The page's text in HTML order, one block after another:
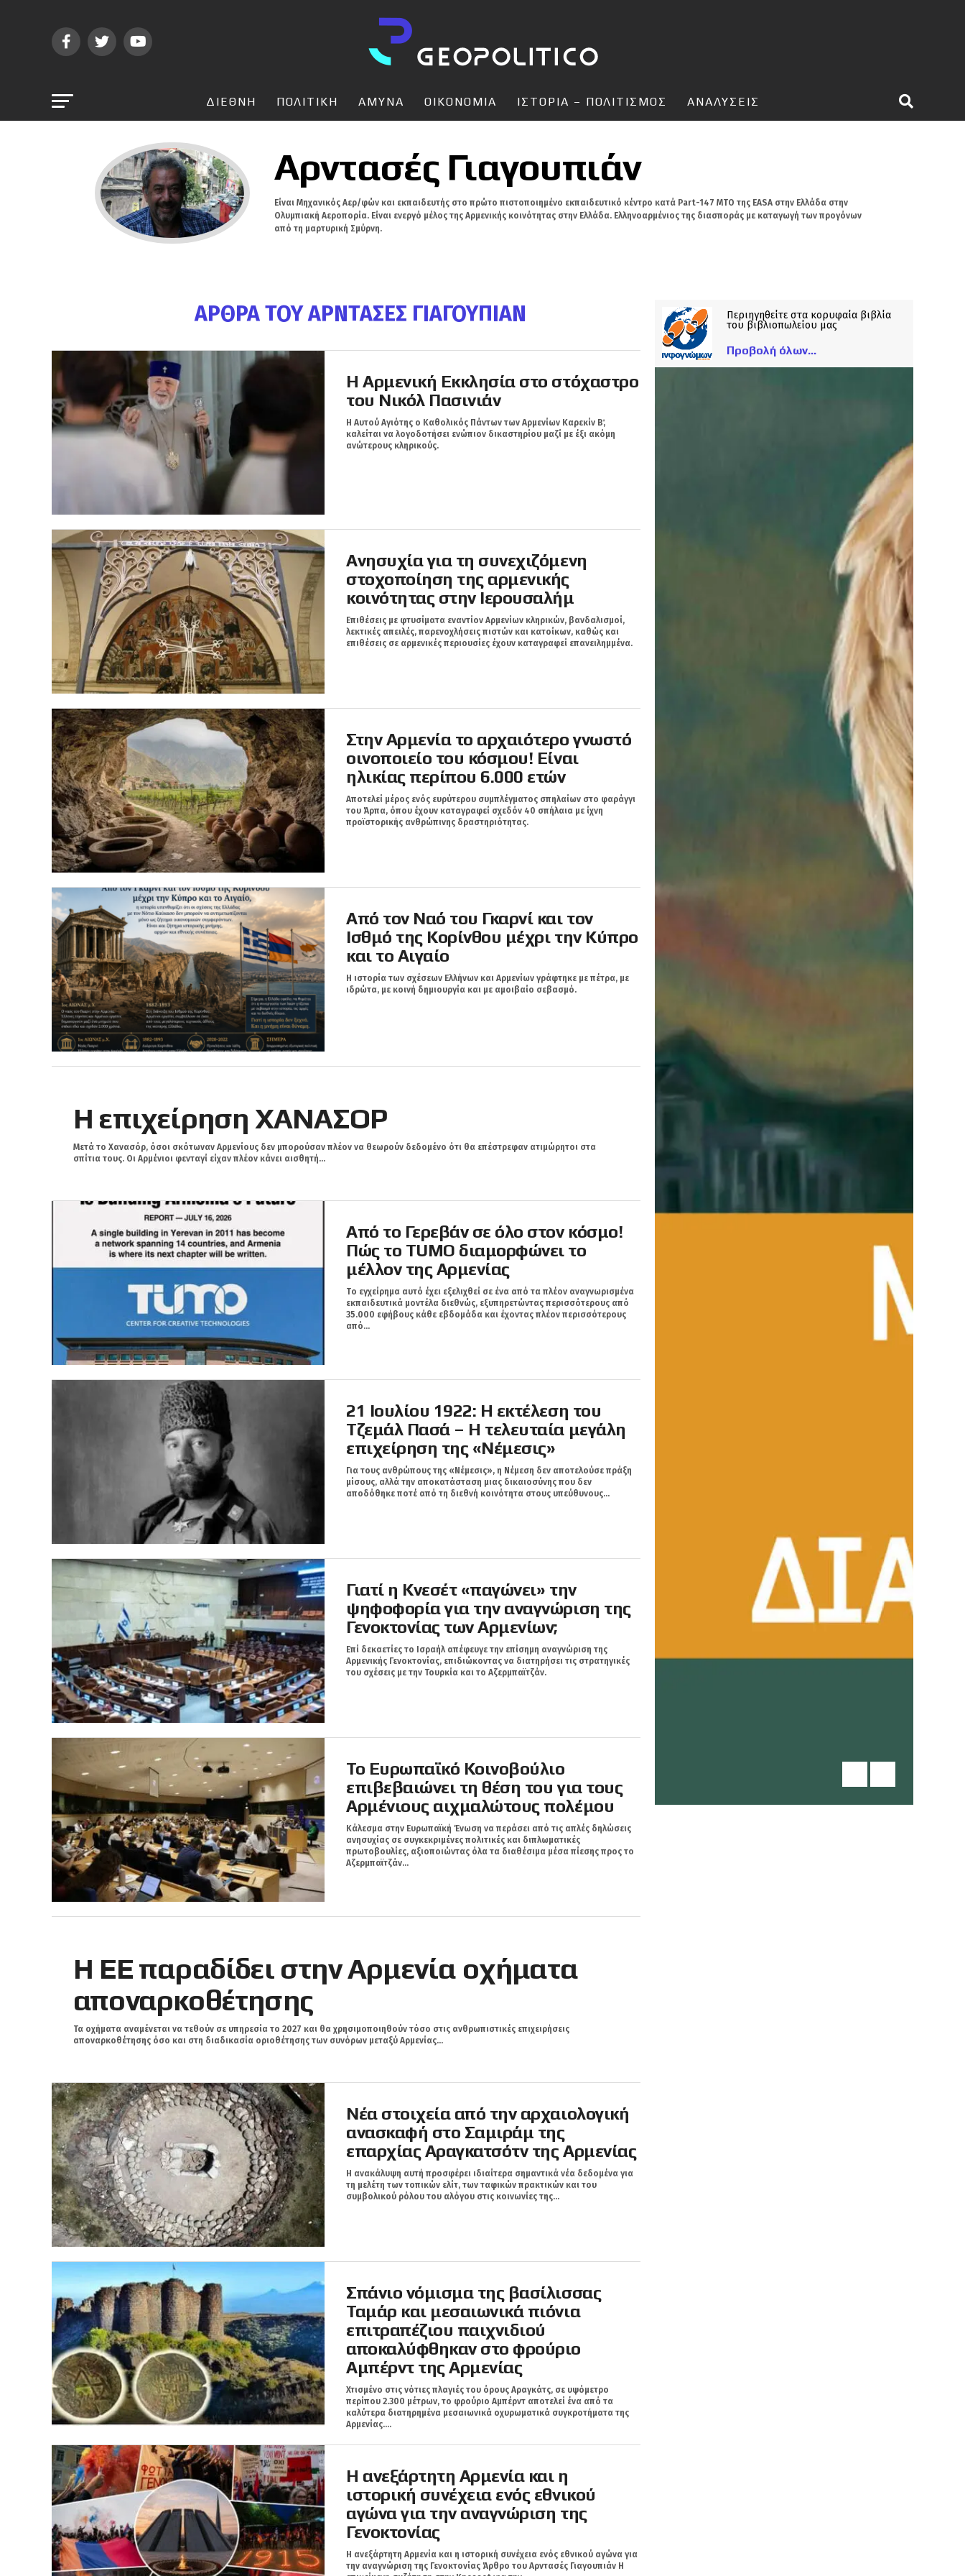
ΔΙΕΘΝΗ ΠΟΛΙΤΙΚΗ ΑΜΥΝΑ ΟΙΚΟΝΟΜΙΑ ΙΣΤΟΡΙΑ – ΠΟΛΙΤΙΣΜΟΣ ΑΝΑΛΥΣΕΙΣ
Αρντασές Γιαγουπιάν
Είναι Μηχανικός Αερ/φών και εκπαιδευτής στο πρώτο πιστοποιημένο εκπαιδευτικό κέντρο κατά Part-147 ΜΤΟ της EASA στην Ελλάδα στην
Ολυμπιακή Αεροπορία. Είναι ενεργό μέλος της Αρμενικής κοινότητας στην Ελλάδα. Ελληνοαρμένιος της διασποράς με καταγωγή των προγόνων
από τη μαρτυρική Σμύρνη.
ΆΡΘΡΑ ΤΟΥ ΑΡΝΤΑΣΈΣ ΓΙΑΓΟΥΠΙΆΝ
Η Αρμενική Εκκλησία στο στόχαστρο
του Νικόλ Πασινιάν
Η Αυτού Αγιότης ο Καθολικός Πάντων των Αρμενίων Καρεκίν Β΄,
καλείται να λογοδοτήσει ενώπιον δικαστηρίου μαζί με έξι ακόμη
ανώτερους κληρικούς.
Ανησυχία για τη συνεχιζόμενη
στοχοποίηση της αρμενικής
κοινότητας στην Ιερουσαλήμ
Επιθέσεις με φτυσίματα εναντίον Αρμενίων κληρικών, βανδαλισμοί,
λεκτικές απειλές, παρενοχλήσεις πιστών και κατοίκων, καθώς και
επιθέσεις σε αρμενικές περιουσίες έχουν καταγραφεί επανειλημμένα.
Στην Αρμενία το αρχαιότερο γνωστό
οινοποιείο του κόσμου! Είναι
ηλικίας περίπου 6.000 ετών
Αποτελεί μέρος ενός ευρύτερου συμπλέγματος σπηλαίων στο φαράγγι
του Άρπα, όπου έχουν καταγραφεί σχεδόν 40 σπήλαια με ίχνη
προϊστορικής ανθρώπινης δραστηριότητας.
Από τον Ναό του Γκαρνί και τον
Ισθμό της Κορίνθου μέχρι την Κύπρο
και το Αιγαίο
Η ιστορία των σχέσεων Ελλήνων και Αρμενίων γράφτηκε με πέτρα, με
ιδρώτα, με κοινή δημιουργία και με αμοιβαίο σεβασμό.
Η επιχείρηση ΧΑΝΑΣΟΡ
Μετά το Χανασόρ, όσοι σκότωναν Αρμενίους δεν μπορούσαν πλέον να θεωρούν δεδομένο ότι θα επέστρεφαν ατιμώρητοι στα
σπίτια τους. Οι Αρμένιοι φενταγί είχαν πλέον κάνει αισθητή...
Από το Γερεβάν σε όλο στον κόσμο!
Πώς το TUMO διαμορφώνει το
μέλλον της Αρμενίας
Tο εγχείρημα αυτό έχει εξελιχθεί σε ένα από τα πλέον αναγνωρισμένα
εκπαιδευτικά μοντέλα διεθνώς, εξυπηρετώντας περισσότερους από
35.000 εφήβους κάθε εβδομάδα και έχοντας πλέον περισσότερους
από...
21 Ιουλίου 1922: Η εκτέλεση του
Τζεμάλ Πασά – Η τελευταία μεγάλη
επιχείρηση της «Νέμεσις»
Για τους ανθρώπους της «Νέμεσις», η Νέμεση δεν αποτελούσε πράξη
μίσους, αλλά την αποκατάσταση μιας δικαιοσύνης που δεν
αποδόθηκε ποτέ από τη διεθνή κοινότητα στους υπεύθυνους...
Γιατί η Κνεσέτ «παγώνει» την
ψηφοφορία για την αναγνώριση της
Γενοκτονίας των Αρμενίων;
Επί δεκαετίες το Ισραήλ απέφευγε την επίσημη αναγνώριση της
Αρμενικής Γενοκτονίας, επιδιώκοντας να διατηρήσει τις στρατηγικές
του σχέσεις με την Τουρκία και το Αζερμπαϊτζάν.
Το Ευρωπαϊκό Κοινοβούλιο
επιβεβαιώνει τη θέση του για τους
Αρμένιους αιχμαλώτους πολέμου
Κάλεσμα στην Ευρωπαϊκή Ένωση να περάσει από τις απλές δηλώσεις
ανησυχίας σε συγκεκριμένες πολιτικές και διπλωματικές
πρωτοβουλίες, αξιοποιώντας όλα τα διαθέσιμα μέσα πίεσης προς το
Αζερμπαϊτζάν...
Η ΕΕ παραδίδει στην Αρμενία οχήματα
αποναρκοθέτησης
Τα οχήματα αναμένεται να τεθούν σε υπηρεσία το 2027 και θα χρησιμοποιηθούν τόσο στις ανθρωπιστικές επιχειρήσεις
αποναρκοθέτησης όσο και στη διαδικασία οριοθέτησης των συνόρων μεταξύ Αρμενίας...
Νέα στοιχεία από την αρχαιολογική
ανασκαφή στο Σαμιράμ της
επαρχίας Αραγκατσότν της Αρμενίας
Η ανακάλυψη αυτή προσφέρει ιδιαίτερα σημαντικά νέα δεδομένα για
τη μελέτη των τοπικών ελίτ, των ταφικών πρακτικών και του
συμβολικού ρόλου του αλόγου στις κοινωνίες της...
Σπάνιο νόμισμα της βασίλισσας
Ταμάρ και μεσαιωνικά πιόνια
επιτραπέζιου παιχνιδιού
αποκαλύφθηκαν στο φρούριο
Αμπέρντ της Αρμενίας
Χτισμένο στις νότιες πλαγιές του όρους Αραγκάτς, σε υψόμετρο
περίπου 2.300 μέτρων, το φρούριο Αμπέρντ αποτελεί ένα από τα
καλύτερα διατηρημένα μεσαιωνικά οχυρωματικά συγκροτήματα της
Αρμενίας....
Η ανεξάρτητη Αρμενία και η
ιστορική συνέχεια ενός εθνικού
αγώνα για την αναγνώριση της
Γενοκτονίας
Η ανεξάρτητη Αρμενία και η ιστορική συνέχεια ενός εθνικού αγώνα για
την αναγνώριση της Γενοκτονίας Άρθρο του Αρντασές Γιαγουπιάν Η
Περιηγηθείτε στα κορυφαία βιβλία
του βιβλιοπωλείου μας
Προβολή όλων
ΠΡΟΒΟΛΗ